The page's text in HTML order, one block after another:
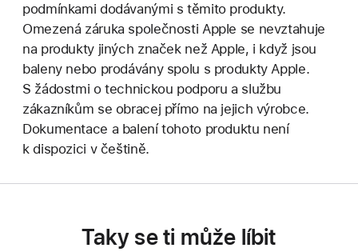
podmínkami dodávanými s těmito produkty.
Omezená záruka společnosti Apple se nevztahuje
na produkty jiných značek než Apple, i když jsou
baleny nebo prodávány spolu s produkty Apple.
S žádostmi o technickou podporu a službu
zákazníkům se obracej přímo na jejich výrobce.
Dokumentace a balení tohoto produktu není
k dispozici v češtině.
Taky se ti může líbit